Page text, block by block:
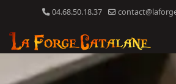
04.68.50.18.37